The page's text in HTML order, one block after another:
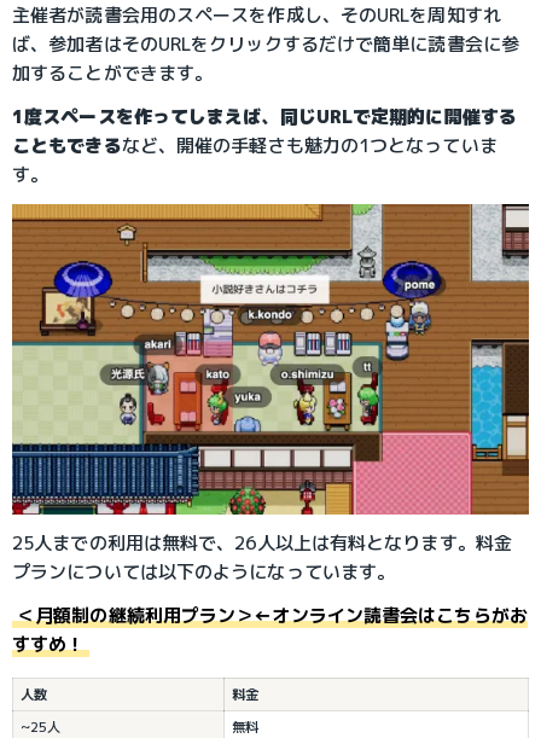
主催者が読書会用のスペースを作成し、そのURLを周知すれ
ば、参加者はそのURLをクリックするだけで簡単に読書会に参
加することができます。
1度スペースを作ってしまえば、同じURLで定期的に開催する
こともできるなど、開催の手軽さも魅力の1つとなっていま
す。
25人までの利用は無料で、26人以上は有料となります。料金
プランについては以下のようになっています。
＜月額制の継続利用プラン＞←オンライン読書会はこちらがお
すすめ！
人数
料金
~25人
無料